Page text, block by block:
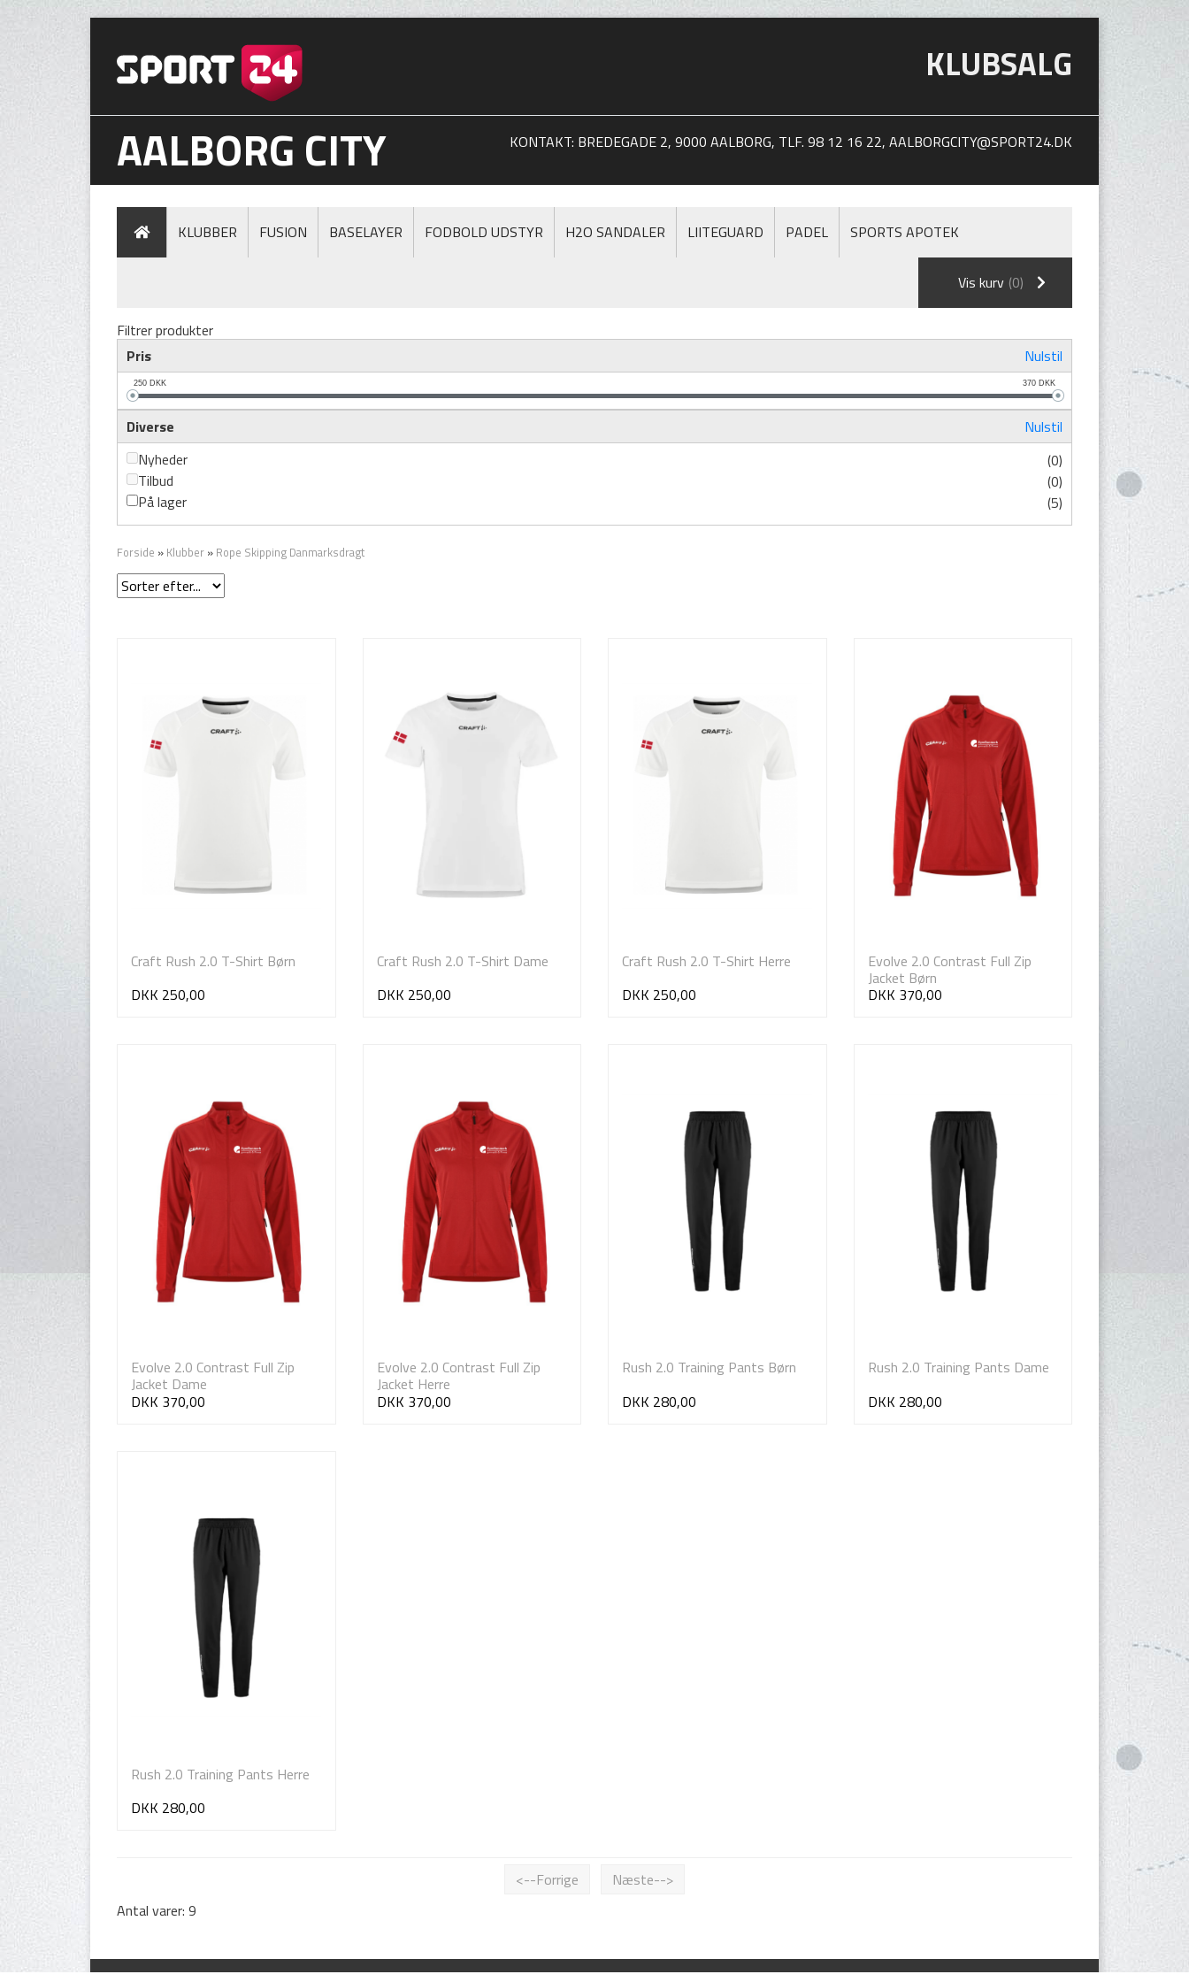
KLUBSALG
AALBORG CITY KONTAKT: BREDEGADE 2, 9000 AALBORG, TLF. 98 12 16 22, AALBORGCITY@SPORT24.DK
KLUBBER FUSION BASELAYER FODBOLD UDSTYR H2O SANDALER LIITEGUARD PADEL SPORTS APOTEK
Vis kurv (0)
Filtrer produkter
Pris
Nulstil
250 DKK 370 DKK
Diverse
Nulstil
Nyheder
(0)
Tilbud
(0)
På lager
(5)
Forside » Klubber » Rope Skipping Danmarksdragt
Craft Rush 2.0 T-Shirt Børn
DKK 250,00
Craft Rush 2.0 T-Shirt Dame
DKK 250,00
Craft Rush 2.0 T-Shirt Herre
DKK 250,00
Evolve 2.0 Contrast Full Zip
Jacket Børn
DKK 370,00
Evolve 2.0 Contrast Full Zip
Jacket Dame
DKK 370,00
Evolve 2.0 Contrast Full Zip
Jacket Herre
DKK 370,00
Rush 2.0 Training Pants Børn
DKK 280,00
Rush 2.0 Training Pants Dame
DKK 280,00
Rush 2.0 Training Pants Herre
DKK 280,00
<--Forrige
Næste-->
Antal varer: 9